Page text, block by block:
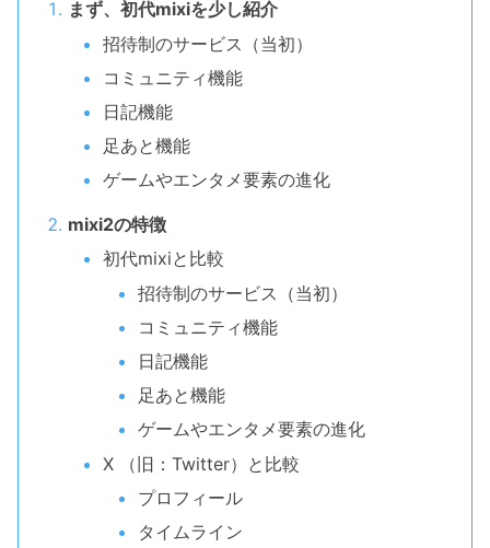
まず、初代mixiを少し紹介
招待制のサービス（当初）
コミュニティ機能
日記機能
足あと機能
ゲームやエンタメ要素の進化
mixi2の特徴
初代mixiと比較
招待制のサービス（当初）
コミュニティ機能
日記機能
足あと機能
ゲームやエンタメ要素の進化
X （旧：Twitter）と比較
プロフィール
タイムライン